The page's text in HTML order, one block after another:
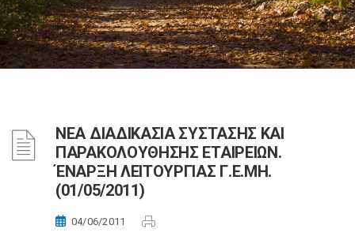
NΕΑ ΔΙΑΔΙΚΑΣΙΑ ΣΥΣΤΑΣΗΣ ΚΑΙ
ΠΑΡΑΚΟΛΟΥΘΗΣΗΣ ΕΤΑΙΡΕΙΩΝ.
ΈΝΑΡΞΗ ΛΕΙΤΟΥΡΓΙΑΣ Γ.E.MH.
(01/05/2011)
04/06/2011